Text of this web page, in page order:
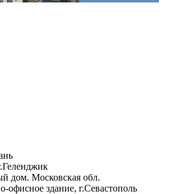
дом. Московская обл.
офисное здание, г.Севастополь